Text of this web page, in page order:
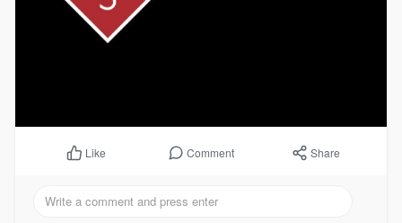
Like Comment Share